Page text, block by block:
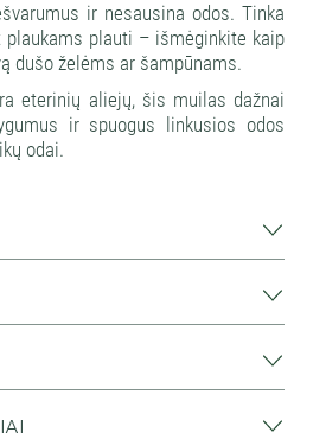
ir nesausina odos. Tinka
plaukams plauti – išmėginkite kaip
dušo želėms ar šampūnams.
eterinių aliejų, šis muilas dažnai
ir spuogus linkusios odos
odai.